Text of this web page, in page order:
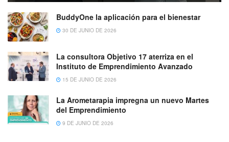
BuddyOne la aplicación para el bienestar
30 DE JUNIO DE 2026
La consultora Objetivo 17 aterriza en el
Instituto de Emprendimiento Avanzado
15 DE JUNIO DE 2026
La Arometarapia impregna un nuevo Martes
del Emprendimiento
9 DE JUNIO DE 2026